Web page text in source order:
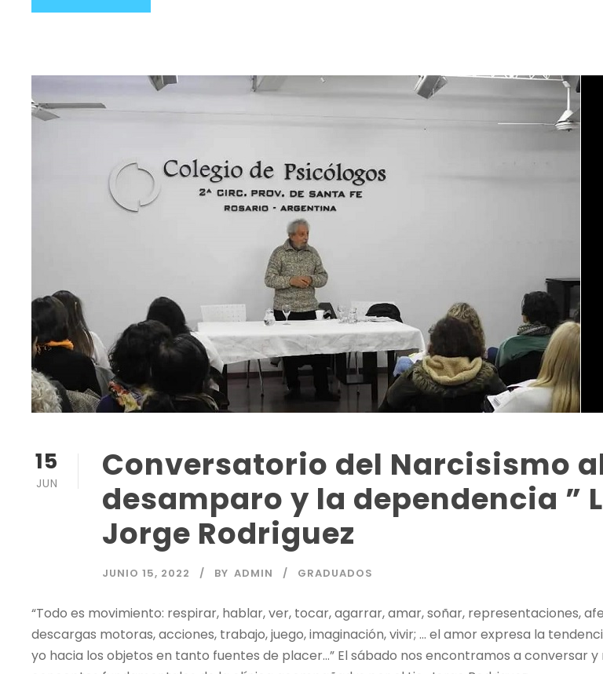
15
JUN
Conversatorio del Narcisismo
desamparo y la dependencia ”
Jorge Rodriguez
JUNIO 15, 2022 BY ADMIN GRADUADOS
“Todo es movimiento: respirar, hablar, ver, tocar, agarrar, amar, soñar, representaciones,
descargas motoras, acciones, trabajo, juego, imaginación, vivir; … el amor expresa la
yo hacia los objetos en tanto fuentes de placer…” El sábado nos encontramos a conversar y